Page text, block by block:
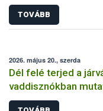
TOVÁBB
2026. május 20., szerda
Dél felé terjed a
vaddisznókban
vírusát